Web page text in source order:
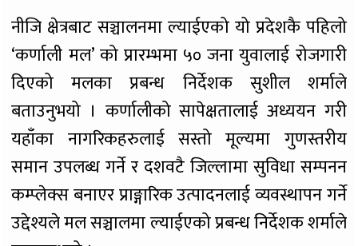
नीजि क्षेत्रबाट सञ्चालनमा ल्याईएको यो प्रदेशकै पहिलो
‘कर्णाली मल’ को प्रारम्भमा ५० जना युवालाई रोजगारी
दिएको मलका प्रबन्ध निर्देशक सुशील शर्माले
बताउनुभयो । कर्णालीको सापेक्षतालाई अध्ययन गरी
यहाँका नागरिकहरुलाई सस्तो मूल्यमा गुणस्तरीय
समान उपलब्ध गर्ने र दशवटै जिल्लामा सुविधा सम्पनन
कम्प्लेक्स बनाएर प्राङ्गारिक उत्पादनलाई व्यवस्थापन गर्ने
उद्देश्यले मल सञ्चालमा ल्याईएको प्रबन्ध निर्देशक शर्माले